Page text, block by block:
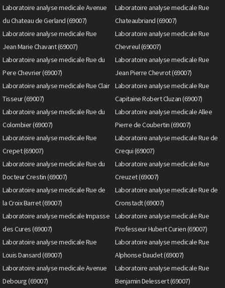
Laboratoire analyse medicale Avenue
du Chateau de Gerland (69007)
Laboratoire analyse medicale Rue
Chateaubriand (69007)
Laboratoire analyse medicale Rue
Jean Marie Chavant (69007)
Laboratoire analyse medicale Rue
Chevreul (69007)
Laboratoire analyse medicale Rue du
Pere Chevrier (69007)
Laboratoire analyse medicale Rue
Jean Pierre Chevrot (69007)
Laboratoire analyse medicale Rue Clair
Tisseur (69007)
Laboratoire analyse medicale Rue
Capitaine Robert Cluzan (69007)
Laboratoire analyse medicale Rue du
Colombier (69007)
Laboratoire analyse medicale Allee
Pierre de Coubertin (69007)
Laboratoire analyse medicale Rue
Crepet (69007)
Laboratoire analyse medicale Rue de
Crequi (69007)
Laboratoire analyse medicale Rue du
Docteur Crestin (69007)
Laboratoire analyse medicale Rue
Creuzet (69007)
Laboratoire analyse medicale Rue de
la Croix Barret (69007)
Laboratoire analyse medicale Rue de
Cronstadt (69007)
Laboratoire analyse medicale Impasse
des Cures (69007)
Laboratoire analyse medicale Rue
Professeur Hubert Curien (69007)
Laboratoire analyse medicale Rue
Louis Dansard (69007)
Laboratoire analyse medicale Rue
Alphonse Daudet (69007)
Laboratoire analyse medicale Avenue
Debourg (69007)
Laboratoire analyse medicale Rue
Benjamin Delessert (69007)